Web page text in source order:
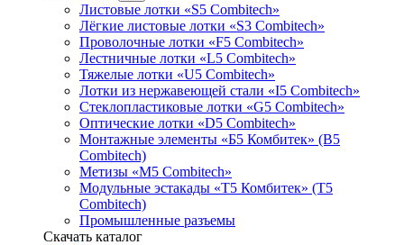
Листовые лотки «S5 Combitech»
Лёгкие листовые лотки «S3 Combitech»
Проволочные лотки «F5 Combitech»
Лестничные лотки «L5 Combitech»
Тяжелые лотки «U5 Combitech»
Лотки из нержавеющей стали «I5 Combitech»
Стеклопластиковые лотки «G5 Combitech»
Оптические лотки «D5 Combitech»
Монтажные элементы «Б5 Комбитек» (B5
Combitech)
Метизы «M5 Combitech»
Модульные эстакады «Т5 Комбитек» (T5
Combitech)
Промышленные разъемы
Скачать каталог